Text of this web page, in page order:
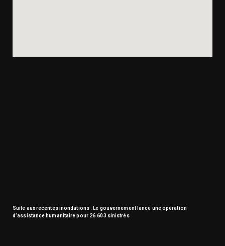
Suite aux récentes inondations : Le gouvernement lance une opération
d’assistance humanitaire pour 26.603 sinistrés